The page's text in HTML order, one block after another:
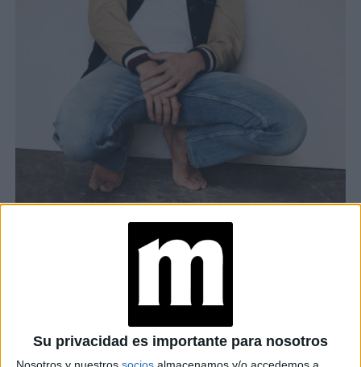
Su privacidad es importante para nosotros
Nosotros y nuestros socios almacenamos y/o accedemos a
SHAWN MENDES
LANZA COLECCIÓN
DE LOS 90 JUNTO A
ESTA IMPORTANTE